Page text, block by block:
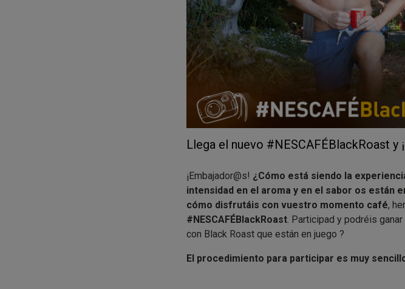
Llega el nuevo #NESCAFÉBlackRoast y
¡Embajador@s! ¿Cómo está siendo la
intensidad en el aroma y en el sabor os están
cómo disfrutáis con vuestro momento café,
#NESCAFÉBlackRoast. Participad y podréis
con Black Roast que están en juego ?
El procedimiento para participar es muy